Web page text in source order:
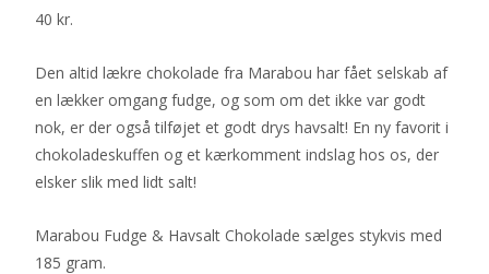
40 kr.
Den altid lækre chokolade fra Marabou har fået selskab af
en lækker omgang fudge, og som om det ikke var godt
nok, er der også tilføjet et godt drys havsalt! En ny favorit i
chokoladeskuffen og et kærkomment indslag hos os, der
elsker slik med lidt salt!
Marabou Fudge & Havsalt Chokolade sælges stykvis med
185 gram.